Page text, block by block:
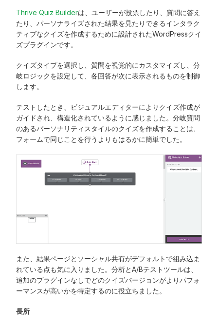
Thrive Quiz Builderは、ユーザーが投票したり、質問に答え
たり、パーソナライズされた結果を見たりできるインタラク
ティブなクイズを作成するために設計されたWordPressクイ
ズプラグインです。
クイズタイプを選択し、質問を視覚的にカスタマイズし、分
岐ロジックを設定して、各回答が次に表示されるものを制御
します。
テストしたとき、ビジュアルエディターによりクイズ作成が
ガイドされ、構造化されているように感じました。分岐質問
のあるパーソナリティスタイルのクイズを作成することは、
フォームで同じことを行うよりもはるかに簡単でした。
また、結果ページとソーシャル共有がデフォルトで組み込ま
れている点も気に入りました。分析とA/Bテストツールは、
追加のプラグインなしでどのクイズバージョンがよりパフォ
ーマンスが高いかを特定するのに役立ちました。
長所